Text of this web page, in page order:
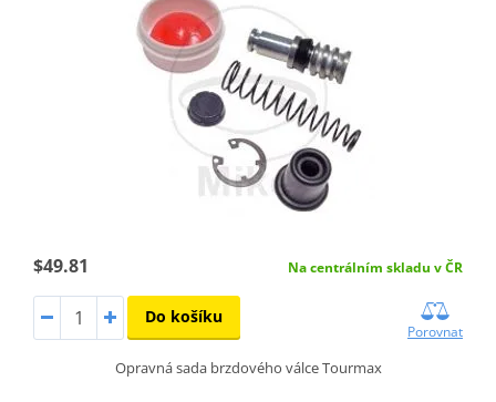
$49.81 Na centrálním skladu v ČR
Do košíku
Porovnat
Opravná sada brzdového válce Tourmax